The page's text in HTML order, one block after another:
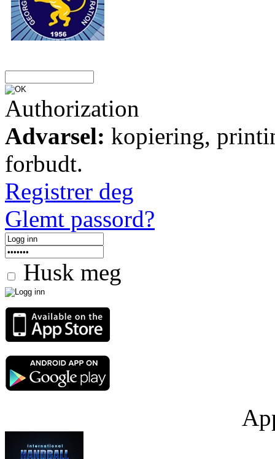
Authorization
Advarsel: kopiering,
forbudt.
Registrer deg
Glemt passord?
Husk meg